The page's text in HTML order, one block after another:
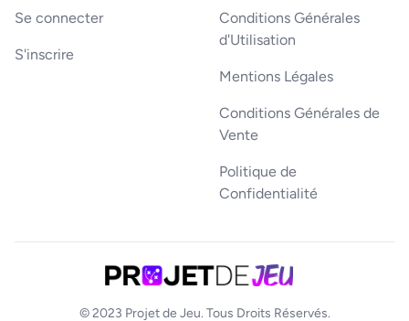
Se connecter
S'inscrire
Conditions Générales
d'Utilisation
Mentions Légales
Conditions Générales de
Vente
Politique de
Confidentialité
© 2023 Projet de Jeu. Tous Droits Réservés.